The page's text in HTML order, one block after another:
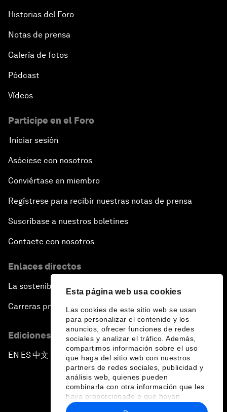
Esta página web usa cookies
Las cookies de este sitio web se usan
para personalizar el contenido y los
anuncios, ofrecer funciones de redes
sociales y analizar el tráfico. Además,
compartimos información sobre el uso
que haga del sitio web con nuestros
partners de redes sociales, publicidad y
análisis web, quienes pueden
combinarla con otra información que les
haya proporcionado o que hayan
recopilado a partir del uso que haya
Historias del Foro
Notas de prensa
Galería de fotos
Pódcast
Vídeos
Participe en el Foro
Iniciar sesión
Asóciese con nosotros
Conviértase en miembro
Regístrese para recibir nuestras notas de prensa
Suscríbase a nuestros boletines
Contacte con nosotros
Enlaces directos
La sostenibilidad en el Foro
Carreras profesionales
Ediciones en otros idiomas
EN ▪ ES▪中文▪ 日本語